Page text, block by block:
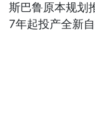
斯巴鲁原本规划
7年起投产全新